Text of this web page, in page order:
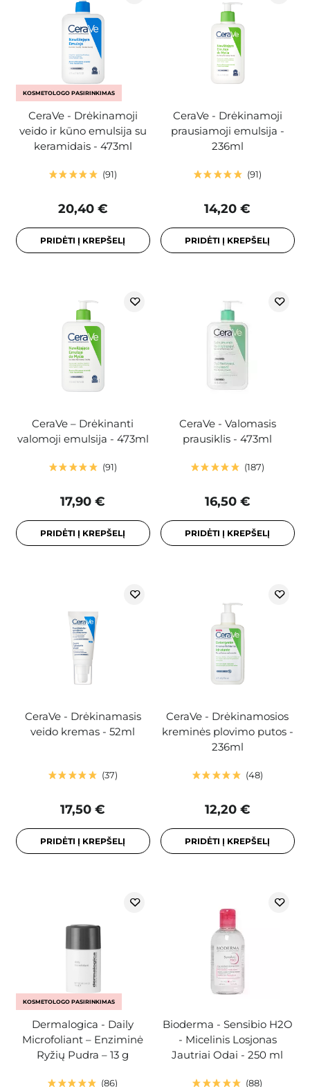
KOSMETOLOGO PASIRINKIMAS
CeraVe - Drėkinamoji
veido ir kūno emulsija su
keramidais - 473ml
91
20,40 €
PRIDĖTI Į KREPŠELĮ
CeraVe - Drėkinamoji
prausiamoji emulsija -
236ml
91
14,20 €
PRIDĖTI Į KREPŠELĮ
CeraVe – Drėkinanti
valomoji emulsija - 473ml
91
17,90 €
PRIDĖTI Į KREPŠELĮ
CeraVe - Valomasis
prausiklis - 473ml
187
16,50 €
PRIDĖTI Į KREPŠELĮ
CeraVe - Drėkinamasis
veido kremas - 52ml
37
17,50 €
PRIDĖTI Į KREPŠELĮ
CeraVe - Drėkinamosios
kreminės plovimo putos -
236ml
48
12,20 €
PRIDĖTI Į KREPŠELĮ
KOSMETOLOGO PASIRINKIMAS
Dermalogica - Daily
Microfoliant – Enziminė
Ryžių Pudra – 13 g
86
Bioderma - Sensibio H2O
- Micelinis Losjonas
Jautriai Odai - 250 ml
88